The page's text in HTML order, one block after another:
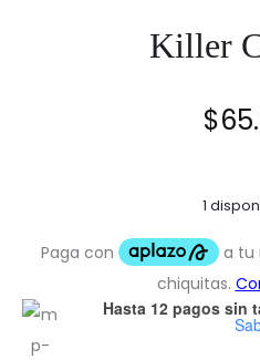
Killer
$
1
Hasta 12 pagos sin